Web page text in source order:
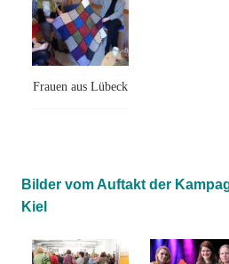
Frauen aus Lübeck
Bilder vom Auftakt der
Kiel